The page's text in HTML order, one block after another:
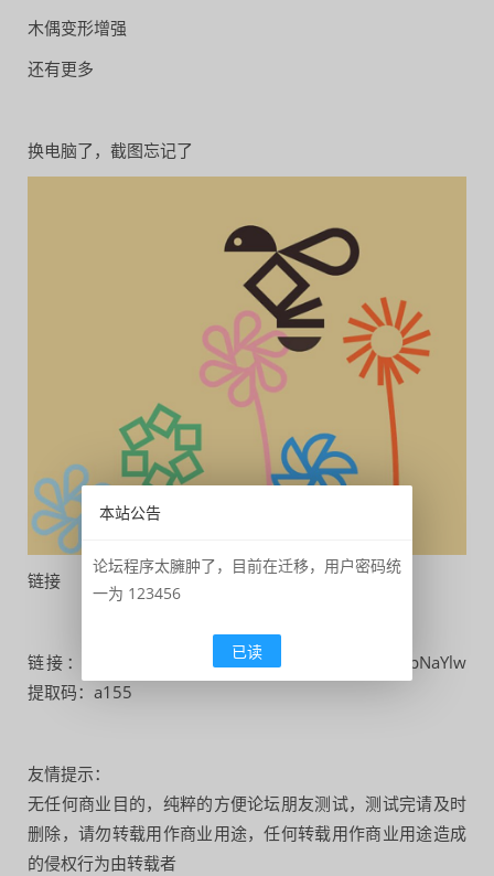
木偶变形增强
还有更多
换电脑了，截图忘记了
链接
链接：https://pan.baidu.com/s/1nXyxollIr9IlypF8pNaYlw
提取码：a155
友情提示：
无任何商业目的，纯粹的方便论坛朋友测试，测试完请及时
删除，请勿转载用作商业用途，任何转载用作商业用途造成
的侵权行为由转载者
本站公告
论坛程序太臃肿了，目前在迁移，用户密码统
一为 123456
已读